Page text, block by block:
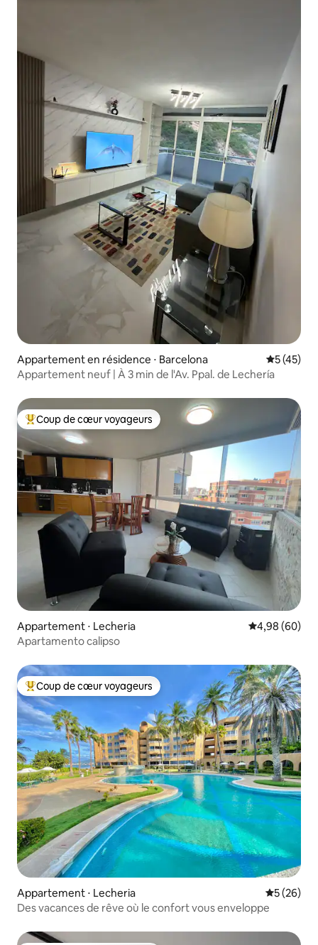
Appartement en résidence ⋅ Barcelona
5 (45)
Appartement neuf | À 3 min de l'Av. Ppal. de Lechería
Coups de cœur voyageurs les plus appréciés
Coup de cœur voyageurs
Appartement ⋅ Lecheria Évaluation
4,98 (60)
Apartamento calipso
Coups de cœur voyageurs les plus appréciés
Coup de cœur voyageurs
Appartement ⋅ Lecheria
5 (26)
Des vacances de rêve où le confort vous enveloppe